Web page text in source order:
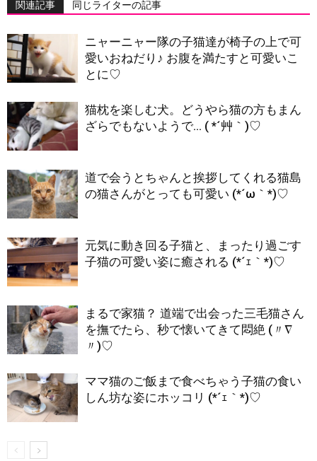
関連記事 同じライターの記事
ニャーニャー隊の子猫達が椅子の上で可
愛いおねだり♪ お腹を満たすと可愛いこ
とに♡
猫枕を楽しむ犬。どうやら猫の方もまん
ざらでもないようで… ( *´艸｀)♡
道で会うとちゃんと挨拶してくれる猫島
の猫さんがとっても可愛い (*´ω｀*)♡
元気に動き回る子猫と、まったり過ごす
子猫の可愛い姿に癒される (*´ｪ｀*)♡
まるで家猫？ 道端で出会った三毛猫さん
を撫でたら、秒で懐いてきて悶絶 (〃∇
〃)♡
ママ猫のご飯まで食べちゃう子猫の食い
しん坊な姿にホッコリ (*´ｪ｀*)♡